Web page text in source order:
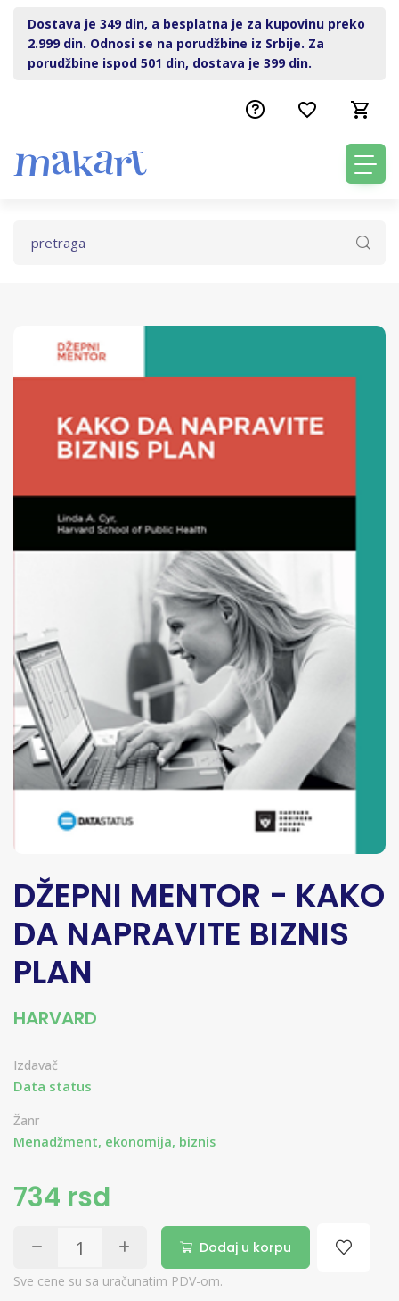
Dostava je 349 din, a besplatna je za kupovinu preko
2.999 din. Odnosi se na porudžbine iz Srbije. Za
porudžbine ispod 501 din, dostava je 399 din.
DŽEPNI MENTOR - KAKO
DA NAPRAVITE BIZNIS
PLAN
HARVARD
Izdavač
Data status
Žanr
Menadžment, ekonomija, biznis
734 rsd
Dodaj u korpu
Sve cene su sa uračunatim PDV-om.